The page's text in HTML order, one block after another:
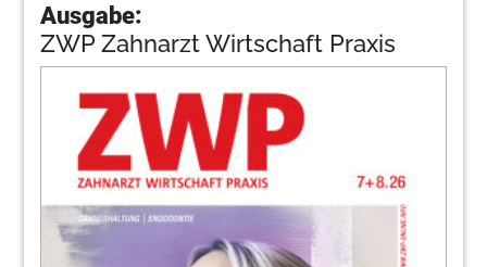
Ausgabe:
ZWP Zahnarzt Wirtschaft Praxis